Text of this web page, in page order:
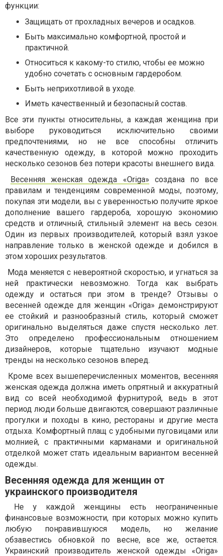
функции:
Защищать от прохладных вечеров и осадков.
Быть максимально комфортной, простой и
практичной.
Относиться к какому-то стилю, чтобы ее можно
удобно сочетать с основным гардеробом.
Быть неприхотливой в уходе.
Иметь качественный и безопасный состав.
Все эти пункты относительны, а каждая женщина при
выборе руководиться исключительно своими
предпочтениями, но не все способны отличить
качественную одежду, в которой можно проходить
несколько сезонов без потери красоты внешнего вида.
Весенняя женская одежда «Origa» создана по все
правилам и тенденциям современной моды, поэтому,
покупая эти модели, вы с уверенностью получите яркое
дополнение вашего гардероба, хорошую экономию
средств и отличный, стильный элемент на весь сезон.
Один из первых производителей, который взял узкое
направление только в женской одежде и добился в
этом хороших результатов.
Мода меняется с невероятной скоростью, и угнаться за
ней практически невозможно. Тогда как выбрать
одежду и остаться при этом в тренде? Отзывы о
весенней одежде для женщин «Origa» демонстрируют
ее стойкий и разнообразный стиль, который сможет
оригинально выделяться даже спустя несколько лет.
Это определено профессиональным отношением
дизайнеров, которые тщательно изучают модные
тренды на несколько сезонов вперед.
Кроме всех вышеперечисленных моментов, весенняя
женская одежда должна иметь опрятный и аккуратный
вид со всей необходимой фурнитурой, ведь в этот
период люди больше двигаются, совершают различные
прогулки и походы в кино, рестораны и другие места
отдыха. Комфортный плащ с удобными пуговицами или
молнией, с практичными карманами и оригинальной
отделкой может стать идеальным вариантом весенней
одежды.
Весенняя одежда для женщин от
украинского производителя
Не у каждой женщины есть неограниченные
финансовые возможности, при которых можно купить
любую понравившуюся модель, но желание
обзавестись обновкой по весне, все же, остается.
Украинский производитель женской одежды «Origa»